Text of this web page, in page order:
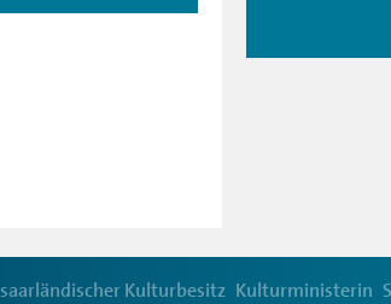
Kulturbesitz Kulturministerin